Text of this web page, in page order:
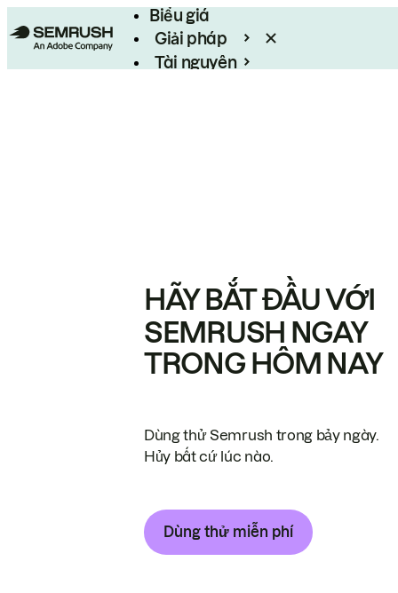
Biểu giá
Giải pháp
Tài nguyên
HÃY BẮT ĐẦU VỚI
SEMRUSH NGAY
TRONG HÔM NAY
Dùng thử Semrush trong bảy ngày.
Hủy bất cứ lúc nào.
Dùng thử miễn phí